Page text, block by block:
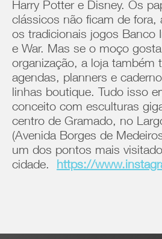
Harry Potter e Disney. Os
clássicos não ficam de fora,
os tradicionais jogos Banco
e War. Mas se o moço
organização, a loja também
agendas, planners e
linhas boutique. Tudo isso
conceito com esculturas
centro de Gramado, no
(Avenida Borges de
um dos pontos mais
cidade. https://